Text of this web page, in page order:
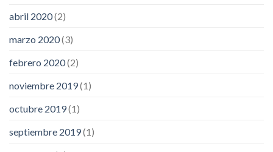
abril 2020(2)
marzo 2020(3)
febrero 2020(2)
noviembre 2019(1)
octubre 2019(1)
septiembre 2019(1)